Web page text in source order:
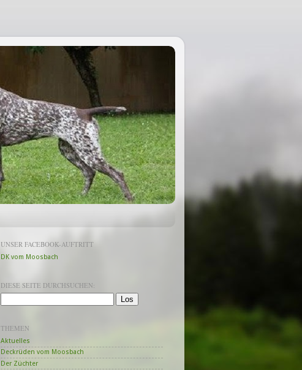
UNSER FACEBOOK-AUFTRITT
DK vom Moosbach
DIESE SEITE DURCHSUCHEN:
THEMEN
Aktuelles
Deckrüden vom Moosbach
Der Züchter